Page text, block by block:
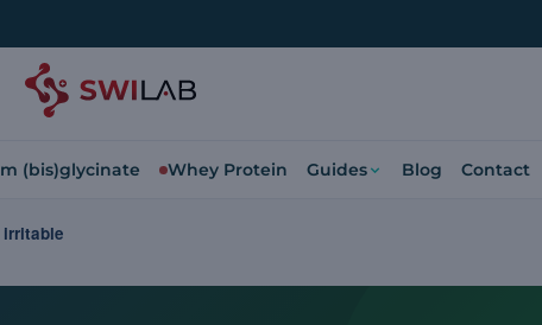
(bis)glycinate Whey Protein Guides Blog Contact